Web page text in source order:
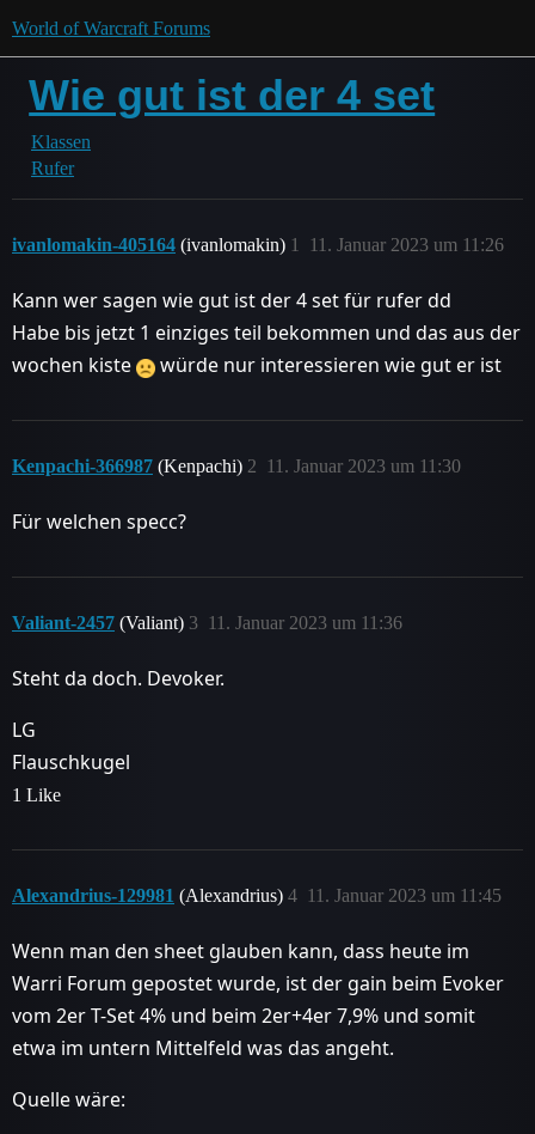
World of Warcraft Forums
Wie gut ist der 4 set
Klassen
Rufer
ivanlomakin-405164 (ivanlomakin) 11. Januar 2023 um 11:26
1
Kann wer sagen wie gut ist der 4 set für rufer dd
Habe bis jetzt 1 einziges teil bekommen und das aus der
wochen kiste
würde nur interessieren wie gut er ist
Kenpachi-366987 (Kenpachi) 11. Januar 2023 um 11:30
2
Für welchen specc?
Valiant-2457 (Valiant) 11. Januar 2023 um 11:36
3
Steht da doch. Devoker.
LG
Flauschkugel
1 Like
Alexandrius-129981 (Alexandrius) 11. Januar 2023 um 11:45
4
Wenn man den sheet glauben kann, dass heute im
Warri Forum gepostet wurde, ist der gain beim Evoker
vom 2er T-Set 4% und beim 2er+4er 7,9% und somit
etwa im untern Mittelfeld was das angeht.
Quelle wäre: